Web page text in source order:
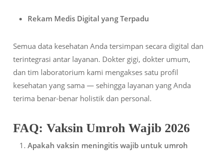
Rekam Medis Digital yang Terpadu
Semua data kesehatan Anda tersimpan secara digital dan
terintegrasi antar layanan. Dokter gigi, dokter umum,
dan tim laboratorium kami mengakses satu profil
kesehatan yang sama — sehingga layanan yang Anda
terima benar-benar holistik dan personal.
FAQ: Vaksin Umroh Wajib 2026
Apakah vaksin meningitis wajib untuk umroh